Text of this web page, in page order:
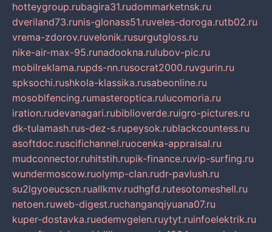
hotteygroup.rubagira31.rudommarketnsk.ru
dveriland73.runis-glonass51.ruveles-doroga.rutb02.ru
vrema-zdorov.ruvelonik.rusurgutgloss.ru
nike-air-max-95.runadookna.rulubov-pic.ru
mobilreklama.rupds-nn.rusocrat2000.ruvgurin.ru
spksochi.rushkola-klassika.rusabeonline.ru
mosoblfencing.rumasteroptica.rulucomoria.ru
iration.rudevanagari.rubiblioverde.ruigro-pictures.ru
dk-tulamash.rus-dez-s.rupeysok.rublackcountess.ru
asoftdoc.ruscifichannel.ruocenka-appraisal.ru
mudconnector.ruhitstih.rupik-finance.ruvip-surfing.ru
wundermoscow.ruolymp-clan.rudr-pavlush.ru
su2lgyoeucscn.ruallkmv.rudhgfd.rutesotomeshell.ru
netoen.ruweb-digest.ruchanganqiyuana07.ru
kuper-dostavka.ruedemvgelen.ruytyt.ruinfoelektrik.ru